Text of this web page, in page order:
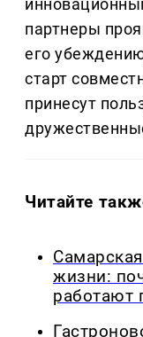
партнеры
его
старт
принесут
Читайте
жизни:
работают